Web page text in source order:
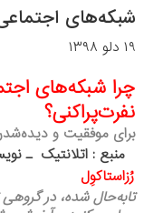
شبکه‌های
۱۹ دلو ۱۳۹۸
چرا شبکه‌های
نفرت‌پراکنی؟
برای موفقیت و
منبع : اتلانتیک ـ
رُزاستاکوِل
تابه‌حال شده، در گروهی